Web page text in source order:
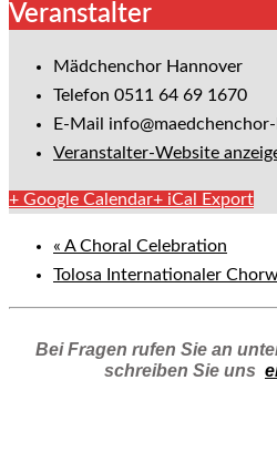
Veranstalter
Mädchenchor Hannover
Telefon 0511 64 69 1670
E-Mail
Veranstalter-Website
+ Google Calendar+ iCal Export
« A Choral Celebration
Tolosa Internationaler
Bei Fragen rufen Sie an
schreiben Sie uns